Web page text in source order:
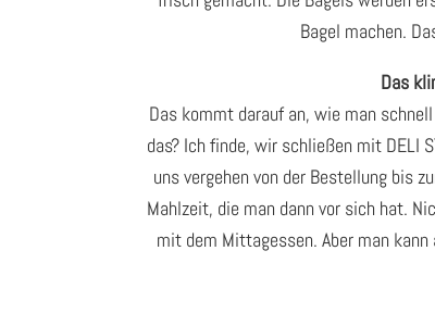
Bagel machen.
Das
Das kommt darauf an, wie man
das? Ich finde, wir schließen mit DELI
uns vergehen von der Bestellung bis
Mahlzeit, die man dann vor sich hat.
mit dem Mittagessen. Aber man